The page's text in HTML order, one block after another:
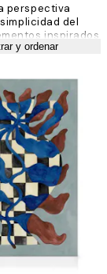
perspectiva
del
inspirados
objetos
y ordenar